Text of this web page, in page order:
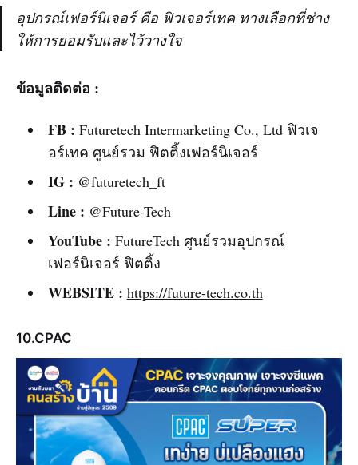
อุปกรณ์เฟอร์นิเจอร์ คือ ฟิวเจอร์เทค ทางเลือกที่ช่าง
ให้การยอมรับและไว้วางใจ
ข้อมูลติดต่อ :
FB : Futuretech Intermarketing Co., Ltd ฟิวเจ
อร์เทค ศูนย์รวม ฟิตติ้งเฟอร์นิเจอร์
IG : @futuretech_ft
Line : @Future-Tech
YouTube : FutureTech ศูนย์รวมอุปกรณ์
เฟอร์นิเจอร์ ฟิตติ้ง
WEBSITE : https://future-tech.co.th
10.CPAC